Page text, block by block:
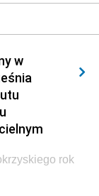
i Budownictwa
i
w
rok